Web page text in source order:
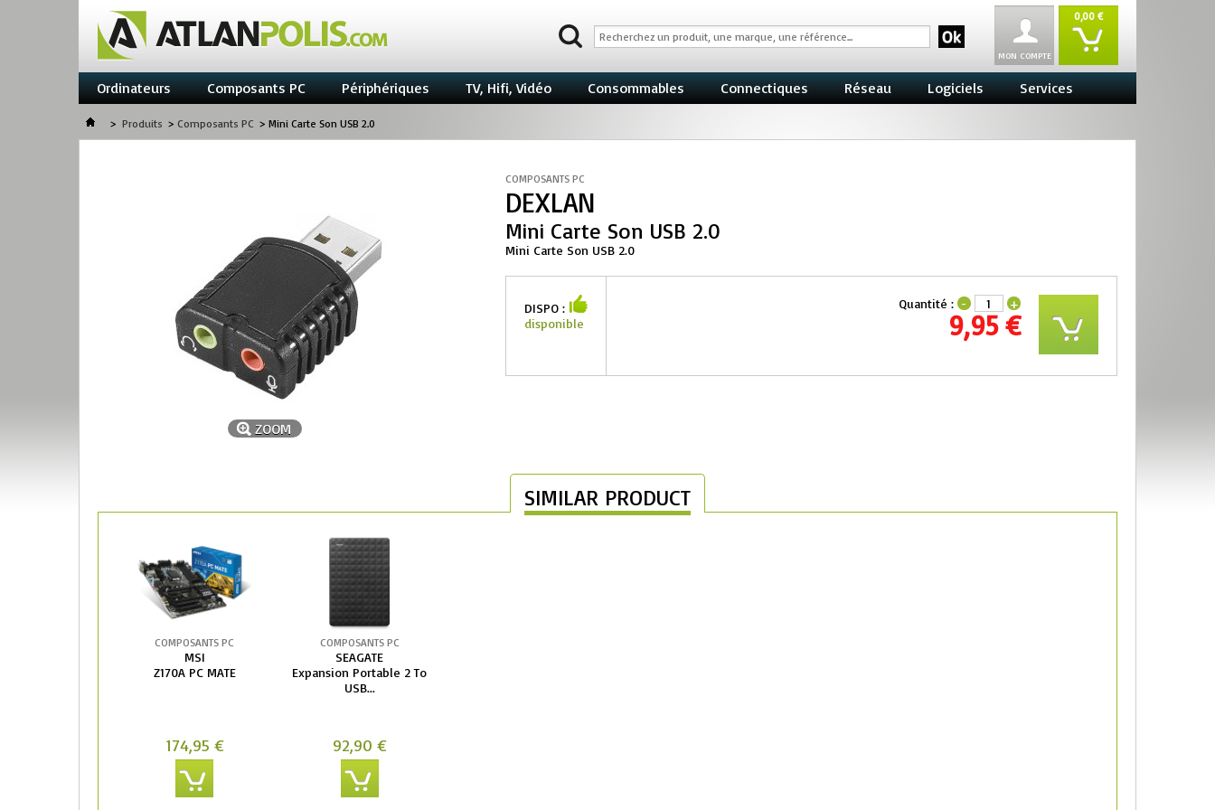
0,00 €
MON COMPTE
Ordinateurs Composants PC Périphériques TV, Hifi, Vidéo Consommables Connectiques Réseau Logiciels Services
> Produits > Composants PC > Mini Carte Son USB 2.0
ZOOM
COMPOSANTS PC
DEXLAN
Mini Carte Son USB 2.0
Mini Carte Son USB 2.0
DISPO :
disponible
Quantité : - +
9,95 €
SIMILAR PRODUCT
COMPOSANTS PC
MSI
Z170A PC MATE
174,95 €
COMPOSANTS PC
SEAGATE
Expansion Portable 2 To
USB...
92,90 €